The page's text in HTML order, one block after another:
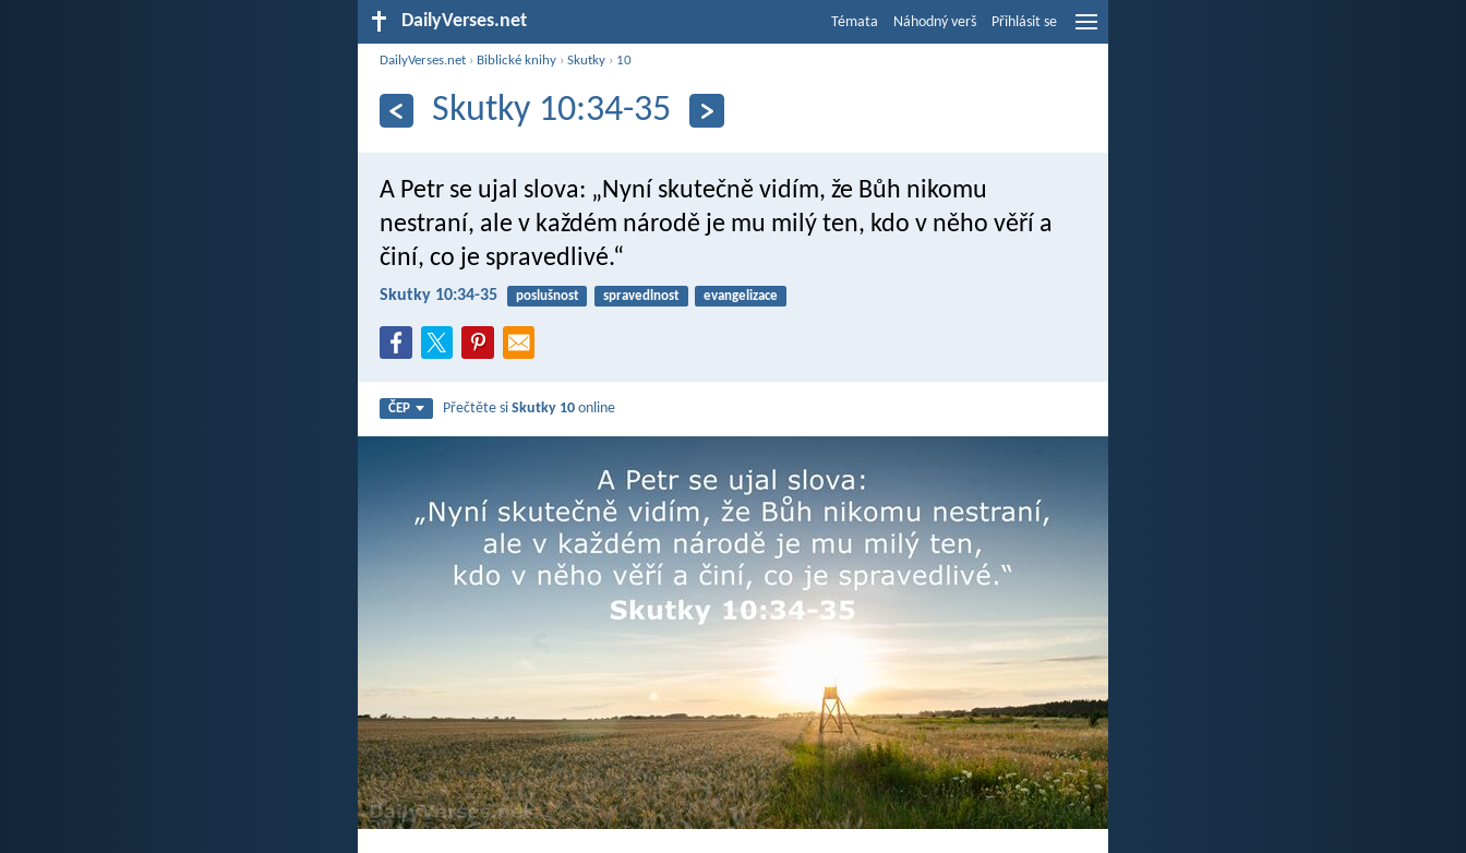
DailyVerses.net Témata Náhodný verš Přihlásit se
DailyVerses.net › Biblické knihy ›Skutky › 10
Skutky 10:34-35
A Petr se ujal slova: „Nyní skutečně vidím, že Bůh nikomu
nestraní, ale v každém národě je mu milý ten, kdo v něho věří a
činí, co je spravedlivé.“
Skutky 10:34-35 poslušnost spravedlnost evangelizace
ČEP Přečtěte siSkutky 10 online